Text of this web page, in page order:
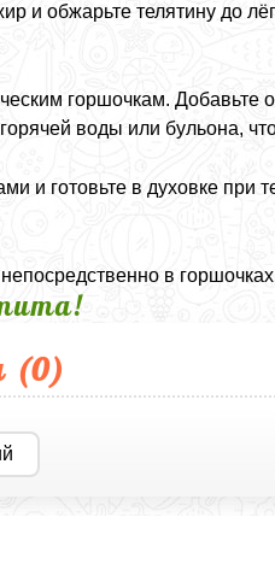
и обжарьте телятину до
горшочкам. Добавьте
воды или бульона,
и готовьте в духовке при
в
(0)